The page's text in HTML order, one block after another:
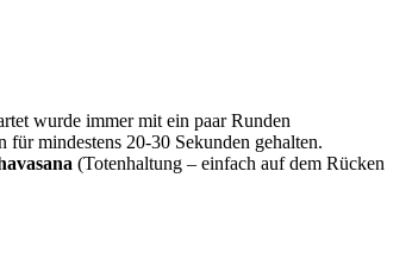
wurde immer mit ein paar Runden
mindestens 20-30 Sekunden gehalten.
(Totenhaltung – einfach auf dem Rücken